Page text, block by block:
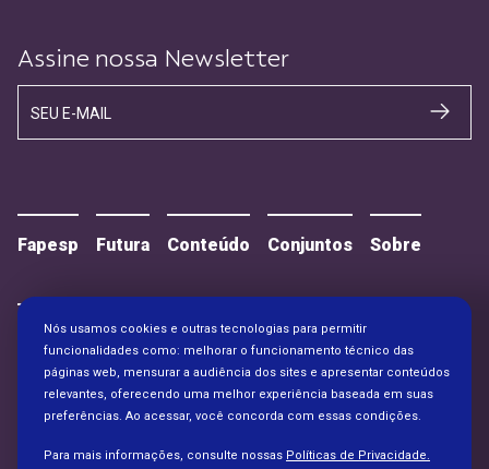
Assine nossa Newsletter
SEU E-MAIL
Fapesp Futura Conteúdo Conjuntos Sobre
Contato Alianças
Nós usamos cookies e outras tecnologias para permitir
funcionalidades como: melhorar o funcionamento técnico das
páginas web, mensurar a audiência dos sites e apresentar conteúdos
relevantes, oferecendo uma melhor experiência baseada em suas
preferências. Ao acessar, você concorda com essas condições.
Para mais informações, consulte nossas Políticas de Privacidade.